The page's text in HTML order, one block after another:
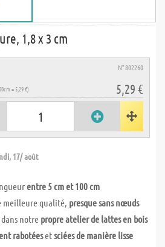
1,8 x 3 cm
N° 802260
= 5,29 €) 5,29 €
17/ août
entre 5 cm et 100 cm
meilleure qualité, presque sans nœuds
notre propre atelier de lattes en bois
rabotéesetsciées de manière lisse